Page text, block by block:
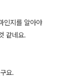
인지를 알아야
같네요.
요.